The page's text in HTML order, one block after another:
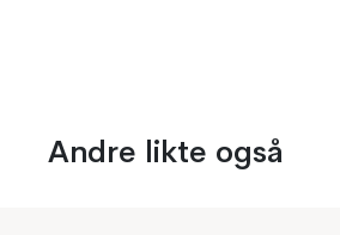
Andre likte også